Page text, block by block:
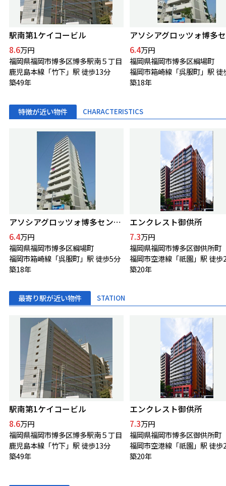
駅南第1ケイコービル
8.6万円
福岡県福岡市博多区博多駅南５丁目
鹿児島本線「竹下」駅 徒歩13分
築49年
6.4万円
福岡県福岡市博多区綱場町
福岡市箱崎線「呉服町」駅 徒
築18年
特徴が近い物件 CHARACTERISTICS
アソシアグロッツォ博多セントラルタワー
6.4万円
福岡県福岡市博多区綱場町
福岡市箱崎線「呉服町」駅 徒歩5分
築18年
エンクレスト御供所
7.3万円
福岡県福岡市博多区御供所町
福岡市空港線「祇園」駅 徒歩
築20年
最寄り駅が近い物件 STATION
駅南第1ケイコービル
8.6万円
福岡県福岡市博多区博多駅南５丁目
鹿児島本線「竹下」駅 徒歩13分
築49年
エンクレスト御供所
7.3万円
福岡県福岡市博多区御供所町
福岡市空港線「祇園」駅 徒歩
築20年